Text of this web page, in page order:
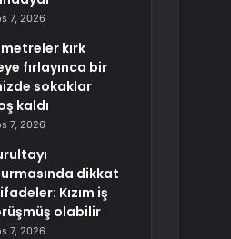
7, 2026
kırk
fırlayınca bir
sokaklar
kaldı
7, 2026
dikkat
Kızım iş
olabilir
7, 2026